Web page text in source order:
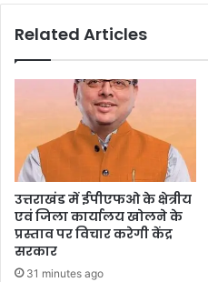
Related Articles
उत्तराखंड में ईपीएफओ के क्षेत्रीय
एवं जिला कार्यालय खोलने के
प्रस्ताव पर विचार करेगी केंद्र
सरकार
31 minutes ago